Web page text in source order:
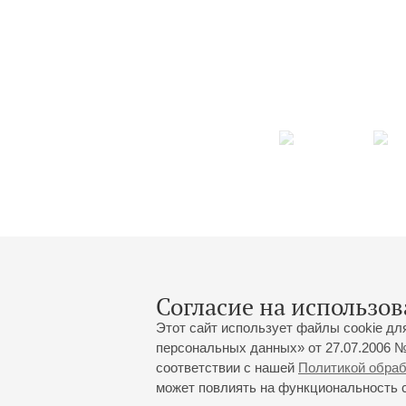
Согласие на
Этот сайт использует файлы cookie
персональных данных» от 27.07.2006
соответствии с нашей Политикой
может повлиять на функциональность
Большой зал:
191186, Санкт-Петербург,